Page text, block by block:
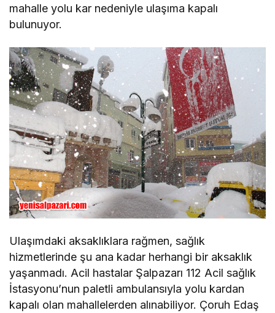
mahalle yolu kar nedeniyle ulaşıma kapalı
bulunuyor.
Ulaşımdaki aksaklıklara rağmen, sağlık
hizmetlerinde şu ana kadar herhangi bir aksaklık
yaşanmadı. Acil hastalar Şalpazarı 112 Acil sağlık
İstasyonu’nun paletli ambulansıyla yolu kardan
kapalı olan mahallelerden alınabiliyor. Çoruh Edaş